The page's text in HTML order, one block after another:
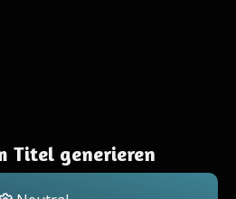
Titel generieren